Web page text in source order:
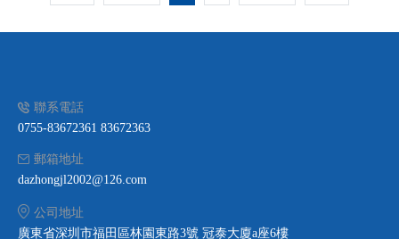
聯系電話
0755-83672361 83672363
郵箱地址
dazhongjl2002@126.com
公司地址
廣東省深圳市福田區林園東路3號 冠泰大廈a座6樓